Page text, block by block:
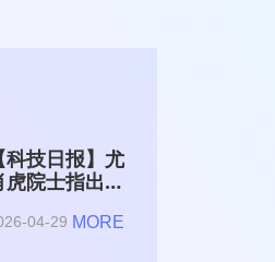
【科技日报】尤
虎院士指出
赋能AI的发
04-29 MORE